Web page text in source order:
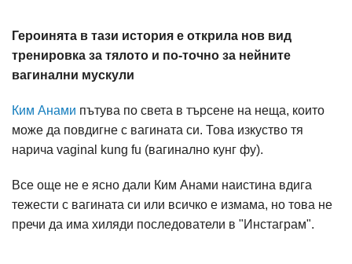
Героинята в тази история е открила нов вид
тренировка за тялото и по-точно за нейните
вагинални мускули
Ким Анами пътува по света в търсене на неща, които
може да повдигне с вагината си. Това изкуство тя
нарича vaginal kung fu (вагинално кунг фу).
Все още не е ясно дали Ким Анами наистина вдига
тежести с вагината си или всичко е измама, но това не
пречи да има хиляди последователи в "Инстаграм".